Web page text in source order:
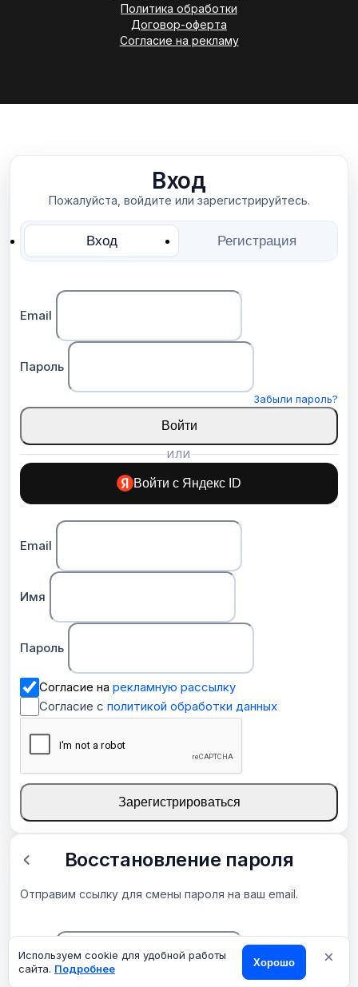
Политика обработки
Договор-оферта
Согласие на рекламу
Используем cookie для удобной работы
сайта. Подробнее Хорошо ×
Вход
Пожалуйста, войдите или зарегистрируйтесь.
Вход Регистрация
Email
Пароль
Забыли пароль?
Войти
ИЛИ
Войти с Яндекс ID
Email
Имя
Пароль
Согласие на рекламную рассылку
Согласие с политикой обработки данных
Зарегистрироваться
Восстановление пароля
Отправим ссылку для смены пароля на ваш email.
Email